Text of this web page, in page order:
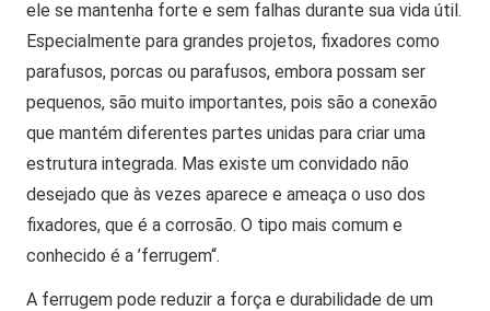
ele se mantenha forte e sem falhas durante sua vida útil.
Especialmente para grandes projetos, fixadores como
parafusos, porcas ou parafusos, embora possam ser
pequenos, são muito importantes, pois são a conexão
que mantém diferentes partes unidas para criar uma
estrutura integrada. Mas existe um convidado não
desejado que às vezes aparece e ameaça o uso dos
fixadores, que é a corrosão. O tipo mais comum e
conhecido é a ’ferrugem“.
A ferrugem pode reduzir a força e durabilidade de um